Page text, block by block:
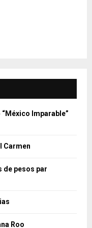
Imparable”
Carmen
de pesos par
Roo